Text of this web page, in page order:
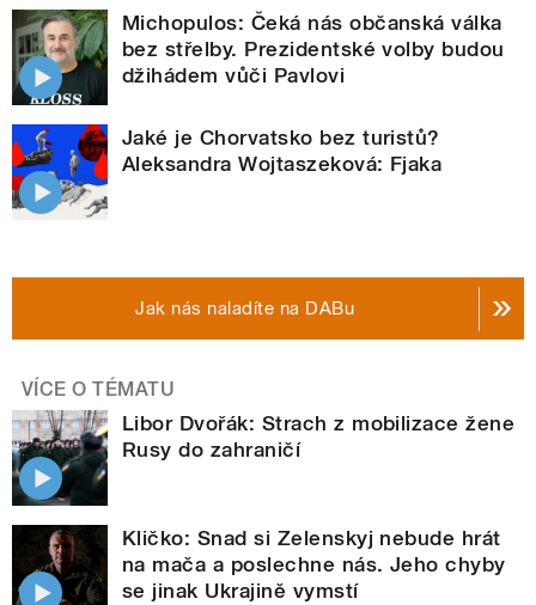
Michopulos: Čeká nás občanská válka
bez střelby. Prezidentské volby budou
džihádem vůči Pavlovi
Jaké je Chorvatsko bez turistů?
Aleksandra Wojtaszeková: Fjaka
Jak nás naladíte na DABu
VÍCE O TÉMATU
Libor Dvořák: Strach z mobilizace žene
Rusy do zahraničí
Kličko: Snad si Zelenskyj nebude hrát
na mača a poslechne nás. Jeho chyby
se jinak Ukrajině vymstí